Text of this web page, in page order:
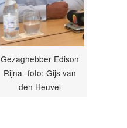
Gezaghebber Edison
Rijna- foto: Gijs van
den Heuvel